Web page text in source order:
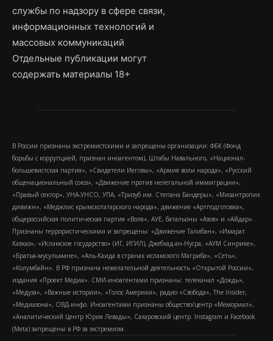
службы по надзору в сфере связи,
информационных технологий и
массовых коммуникаций
Отдельные публикации могут
содержать материалы 18+
В России признаны экстремистскими и запрещены организации: ФБК (Фонд
борьбы с коррупцией, признан иноагентом), Штабы Навального, «Национал-
большевистская партия», «Свидетели Иеговы», «Армия воли народа», «Русский
общенациональный союз», «Движение против нелегальной иммиграции»,
«Правый сектор», УНА-УНСО, УПА, «Тризуб им. Степана Бандеры», «Мизантропик
дивижн», «Меджлис крымскотатарского народа», движение «Артподготовка»,
общероссийская политическая партия «Воля», АУЕ, батальоны «Азов» и «Айдар».
Признаны террористическими и запрещены: «Движение Талибан», «Имарат
Кавказ», «Исламское государство» (ИГ, ИГИЛ), Джебхад-ан-Нусра, «АУМ Синрике»,
«Братья-мусульмане», «Аль-Каида в странах исламского Магриба», «Сеть»,
«Колумбайн». В РФ признана нежелательной деятельность «Открытой России»,
издания «Проект Медиа». СМИ-иноагентами признаны: телеканал «Дождь»,
«Медуза», «Важные истории», «Голос Америки», радио «Свобода», The Insider,
«Медиазона», ОВД-инфо. Иноагентами признаны общество/центр «Мемориал»,
«Аналитический Центр Юрия Левады», Сахаровский центр. Instagram и Facebook
(Metа) запрещены в РФ за экстремизм.